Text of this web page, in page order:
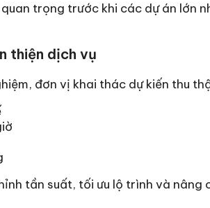
trọng trước khi các dự án lớn
thiện dịch vụ
đơn vị khai thác dự kiến thu
tần suất, tối ưu lộ trình và